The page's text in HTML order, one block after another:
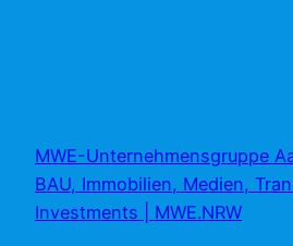
MWE-Unternehmensgruppe
BAU, Immobilien, Medien,
Investments | MWE.NRW